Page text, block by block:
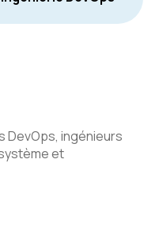
DevOps, ingénieurs
et